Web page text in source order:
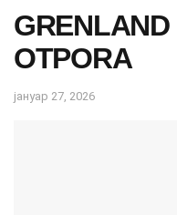
OTPORA
јануар 27, 2026